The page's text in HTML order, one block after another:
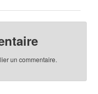
un commentaire.